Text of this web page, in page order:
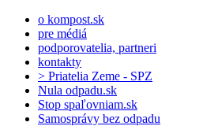
o kompost.sk
pre médiá
podporovatelia, partneri
kontakty
> Priatelia Zeme - SPZ
Nula odpadu.sk
Stop spaľovniam.sk
Samosprávy bez odpadu